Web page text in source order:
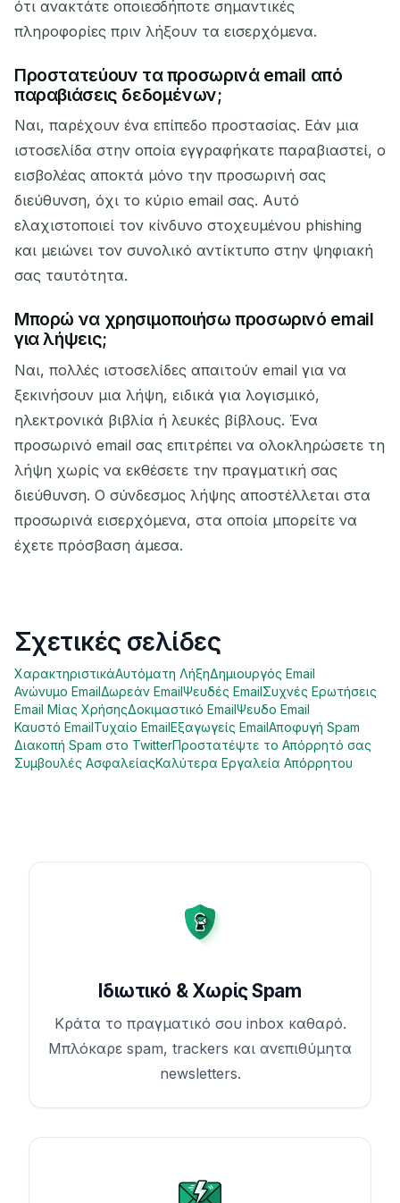
ότι ανακτάτε οποιεσδήποτε σημαντικές
πληροφορίες πριν λήξουν τα εισερχόμενα.
Προστατεύουν τα προσωρινά email από
παραβιάσεις δεδομένων;
Ναι, παρέχουν ένα επίπεδο προστασίας. Εάν μια
ιστοσελίδα στην οποία εγγραφήκατε παραβιαστεί, ο
εισβολέας αποκτά μόνο την προσωρινή σας
διεύθυνση, όχι το κύριο email σας. Αυτό
ελαχιστοποιεί τον κίνδυνο στοχευμένου phishing
και μειώνει τον συνολικό αντίκτυπο στην ψηφιακή
σας ταυτότητα.
Μπορώ να χρησιμοποιήσω προσωρινό email
για λήψεις;
Ναι, πολλές ιστοσελίδες απαιτούν email για να
ξεκινήσουν μια λήψη, ειδικά για λογισμικό,
ηλεκτρονικά βιβλία ή λευκές βίβλους. Ένα
προσωρινό email σας επιτρέπει να ολοκληρώσετε τη
λήψη χωρίς να εκθέσετε την πραγματική σας
διεύθυνση. Ο σύνδεσμος λήψης αποστέλλεται στα
προσωρινά εισερχόμενα, στα οποία μπορείτε να
έχετε πρόσβαση άμεσα.
Σχετικές σελίδες
ΧαρακτηριστικάΑυτόματη ΛήξηΔημιουργός Email
Ανώνυμο EmailΔωρεάν EmailΨευδές EmailΣυχνές Ερωτήσεις
Email Μίας ΧρήσηςΔοκιμαστικό EmailΨευδο Email
Καυστό EmailΤυχαίο EmailΕξαγωγείς EmailΑποφυγή Spam
Διακοπή Spam στο TwitterΠροστατέψτε το Απόρρητό σας
Συμβουλές ΑσφαλείαςΚαλύτερα Εργαλεία Απόρρητου
Ιδιωτικό & Χωρίς Spam
Κράτα το πραγματικό σου inbox καθαρό.
Μπλόκαρε spam, trackers και ανεπιθύμητα
newsletters.